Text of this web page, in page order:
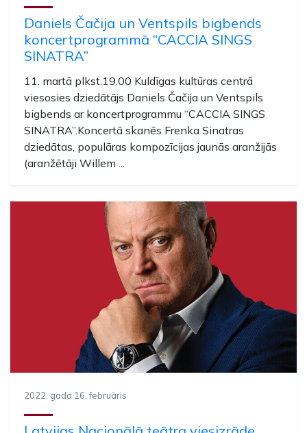
Daniels Čačija un Ventspils bigbends
koncertprogrammā “CACCIA SINGS
SINATRA”
11. martā plkst.19.00 Kuldīgas kultūras centrā
viesosies dziedātājs Daniels Čačija un Ventspils
bigbends ar koncertprogrammu “CACCIA SINGS
SINATRA”.Koncertā skanēs Frenka Sinatras
dziedātas, populāras kompozīcijas jaunās aranžijās
(aranžētāji Willem ...
2022. gada 16. februāris